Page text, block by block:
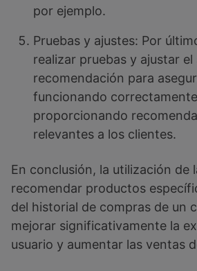
por ejemplo.
Pruebas y ajustes: Por
realizar pruebas y ajustar el
recomendación para
funcionando
proporcionando
relevantes a los clientes.
En conclusión, la utilización de
recomendar productos
del historial de compras de un
mejorar significativamente la
usuario y aumentar las ventas